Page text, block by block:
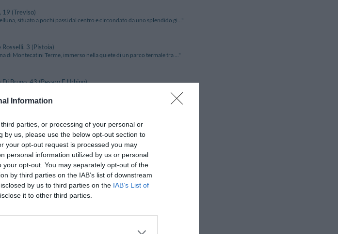
Information
parties, or processing of your personal or
by us, please use the below opt-out section to
your opt-out request is processed you may
personal information utilized by us or personal
opt-out. You may separately opt-out of the
by third parties on the IAB’s list of downstream
by us to third parties on the IAB’s List of
it to other third parties.
19 (Treviso)
situato a pochi passi dal centro e circondato da uno splendido gi..."
3 (Pistoia)
di Montecatini Terme, immerso nella quiete di un parco termale tra ..."
Bruno, 43 (Pesaro E Urbino)
ristrutturata a Sestola, immerso nella bellezza e nella quiete dell..."
64 (Como)
ridente località sulla sponda occidentale del Lago di Como, a soli ..."
58 (Siracusa)
a Siracusa, sorge nella frazione di Cassibile nelle vicinanze del..."
a soli 8 km dalla città partenopea e a 10 minuti dalla Stazione Ferro..."